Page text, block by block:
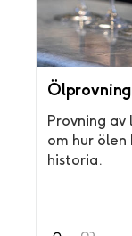
Ölprovning
Provning av
om hur ölen
historia.